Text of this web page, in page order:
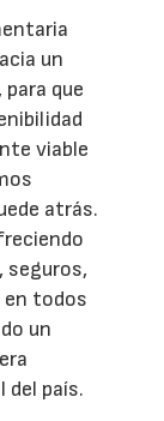
un
que
viable
atrás.
seguros,
todos
un
del país.